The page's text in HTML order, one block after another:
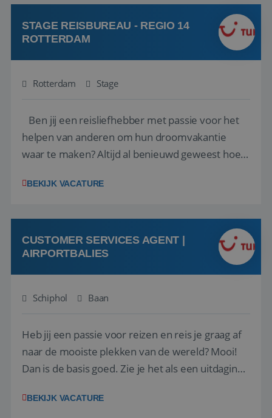
klanten te overtuigen om die droomreis te
boeken! ...
STAGE REISBUREAU - REGIO 14
ROTTERDAM
Rotterdam Stage
Ben jij een reisliefhebber met passie voor het
helpen van anderen om hun droomvakantie
waar te maken? Altijd al benieuwd geweest hoe
van de grootste reisorganisaties? Dan is een
op zoek naar een enthousiaste, leergie...
BEKIJK VACATURE
CUSTOMER SERVICES AGENT |
AIRPORTBALIES
Schiphol Baan
Heb jij een passie voor reizen en reis je graag af
naar de mooiste plekken van de wereld? Mooi!
Dan is de basis goed. Zie je het als een uitdaging
het samenstellen en boeken van de perfecte
BEKIJK VACATURE